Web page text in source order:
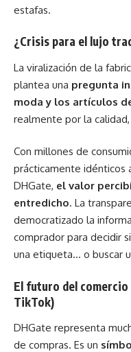
estafas.
¿Crisis para el lujo
La viralización de la
plantea una pregunta
moda y los artículos
realmente por la
Con millones de
prácticamente idénticos
DHGate, el valor
entredicho. La
democratizado la
comprador para decidir
una etiqueta… o buscar
El futuro del
TikTok)
DHGate representa
de compras. Es un